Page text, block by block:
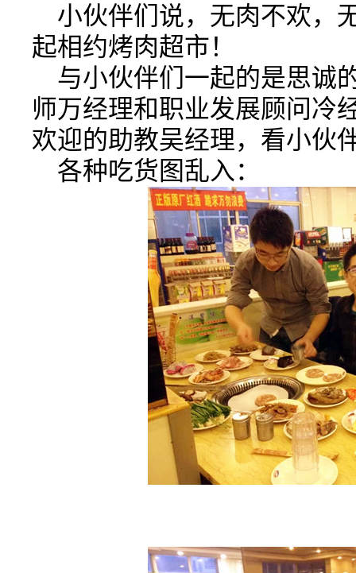
小伙伴们说，无肉不欢，
起相约烤肉超市！
与小伙伴们一起的是思诚
师万经理和职业发展顾问冷
欢迎的助教吴经理，看小伙
各种吃货图乱入：